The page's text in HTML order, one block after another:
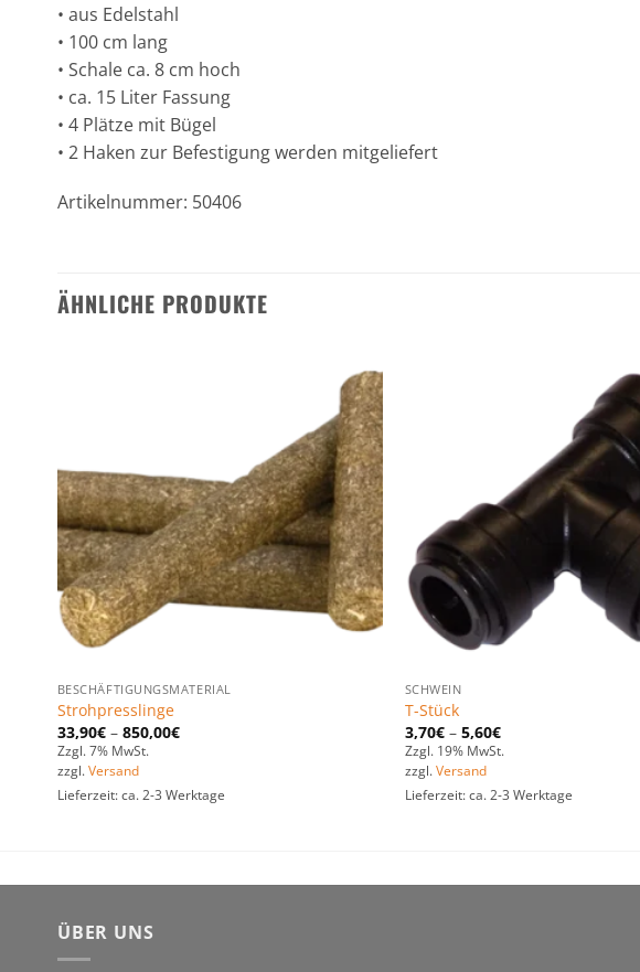
• aus Edelstahl
• 100 cm lang
• Schale ca. 8 cm hoch
• ca. 15 Liter Fassung
• 4 Plätze mit Bügel
• 2 Haken zur Befestigung werden mitgeliefert
Artikelnummer: 50406
ÄHNLICHE PRODUKTE
Zu den
Favoriten
hinzufügen
BESCHÄFTIGUNGSMATERIAL
Strohpresslinge
33,90€– 850,00€
Zzgl. 7% MwSt.
zzgl. Versand
Lieferzeit: ca. 2-3 Werktage
SCHWEIN
T-Stück
3,70€– 5,60€
Zzgl. 19% MwSt.
zzgl. Versand
Lieferzeit: ca. 2-3 Werktage
ÜBER UNS